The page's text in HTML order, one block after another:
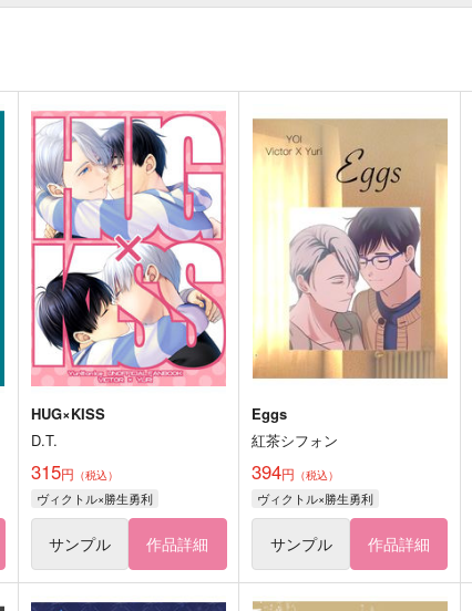
HUG×KISS
D.T.
315円 （税込）
ヴィクトル×勝生勇利
サンプル 作品詳細
Eggs
紅茶シフォン
394円 （税込）
ヴィクトル×勝生勇利
サンプル 作品詳細